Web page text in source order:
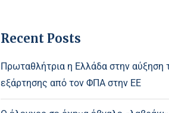
Recent Posts
Πρωταθλήτρια η Ελλάδα στην αύξηση
εξάρτησης από τον ΦΠΑ στην ΕΕ